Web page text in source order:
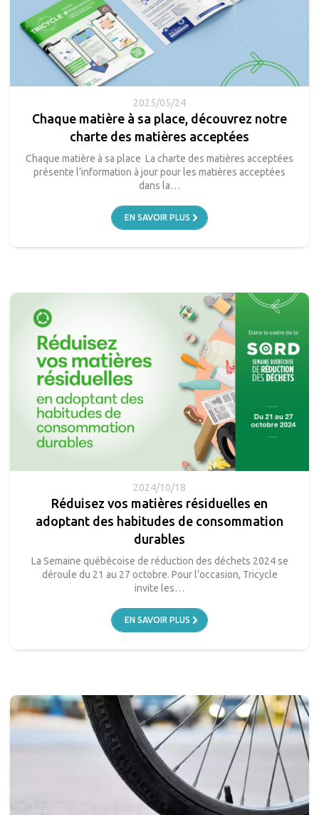
2025/05/24
Chaque matière à sa place, découvrez notre
charte des matières acceptées
Chaque matière à sa place La charte des matières acceptées
présente l’information à jour pour les matières acceptées
dans la…
EN SAVOIR PLUS
2024/10/18
Réduisez vos matières résiduelles en
adoptant des habitudes de consommation
durables
La Semaine québécoise de réduction des déchets 2024 se
déroule du 21 au 27 octobre. Pour l’occasion, Tricycle
invite les…
EN SAVOIR PLUS